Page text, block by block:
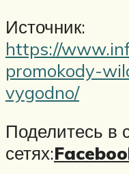
Источник:
https://
promokody-
vygodno/
Поделитесь в
сетях: